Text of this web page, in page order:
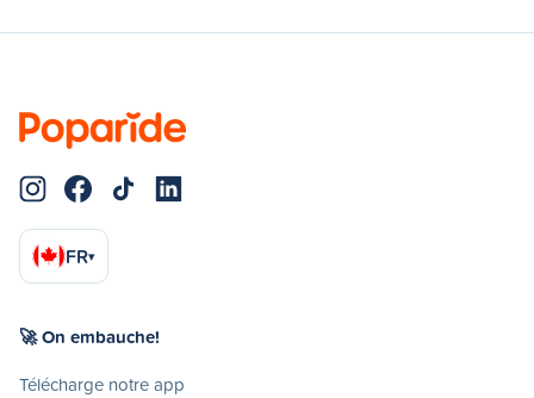
FR▾
🚀 On embauche!
Télécharge notre app